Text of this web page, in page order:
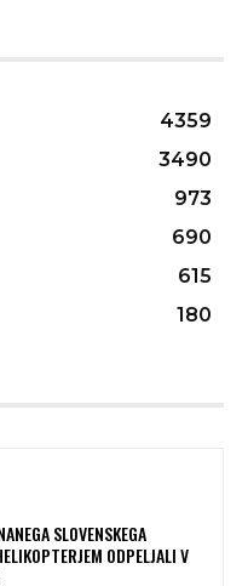
4359
3490
973
690
615
180
SLOVENSKEGA
ODPELJALI V